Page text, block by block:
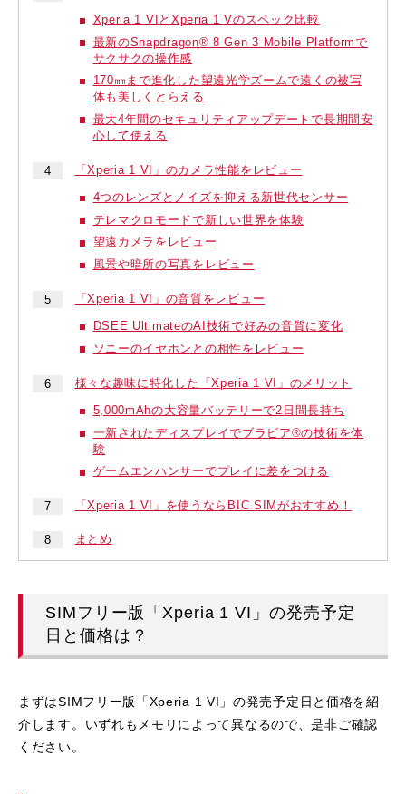
Xperia 1 VIとXperia 1 Vのスペック比較
最新のSnapdragon® 8 Gen 3 Mobile Platformで
サクサクの操作感
170㎜まで進化した望遠光学ズームで遠くの被写
体も美しくとらえる
最大4年間のセキュリティアップデートで長期間安
心して使える
「Xperia 1 VI」のカメラ性能をレビュー
4つのレンズとノイズを抑える新世代センサー
テレマクロモードで新しい世界を体験
望遠カメラをレビュー
風景や暗所の写真をレビュー
「Xperia 1 VI」の音質をレビュー
DSEE UltimateのAI技術で好みの音質に変化
ソニーのイヤホンとの相性をレビュー
様々な趣味に特化した「Xperia 1 VI」のメリット
5,000mAhの大容量バッテリーで2日間長持ち
一新されたディスプレイでブラビア®の技術を体
験
ゲームエンハンサーでプレイに差をつける
「Xperia 1 VI」を使うならBIC SIMがおすすめ！
まとめ
SIMフリー版「Xperia 1 VI」の発売予定
日と価格は？
まずはSIMフリー版「Xperia 1 VI」の発売予定日と価格を紹
介します。いずれもメモリによって異なるので、是非ご確認
ください。